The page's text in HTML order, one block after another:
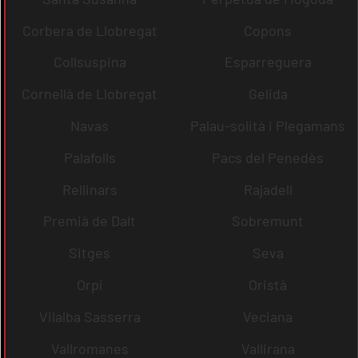
Corbera de Llobregat
Copons
Collsuspina
Esparreguera
Cornellà de Llobregat
Gelida
Navas
Palau-solità i Plegamans
Palafolls
Pacs del Penedès
Rellinars
Rajadell
Premià de Dalt
Sobremunt
Sitges
Seva
Orpí
Oristà
Vilalba Sasserra
Veciana
Vallromanes
Vallirana